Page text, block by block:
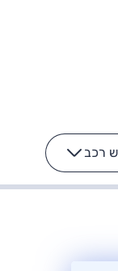
רכבהמסך